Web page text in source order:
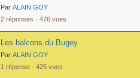
Par ALAIN GOY
2 réponses · 476 vues
Les balcons du Bugey
Par ALAIN GOY
1 réponse · 425 vues